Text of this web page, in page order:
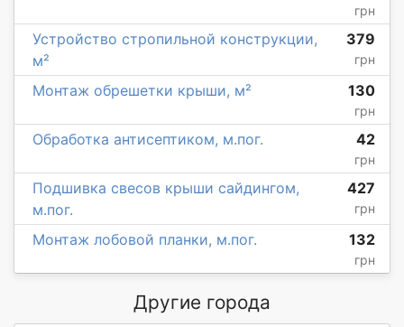
грн
Устройство стропильной конструкции,
м²
379
грн
Монтаж обрешетки крыши, м² 130
грн
Обработка антисептиком, м.пог. 42
грн
Подшивка свесов крыши сайдингом,
м.пог.
427
грн
Монтаж лобовой планки, м.пог. 132
грн
Другие города